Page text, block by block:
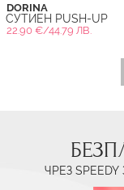
DORINA
СУТИЕН PUSH-UP
22.90 €/44.79 ЛВ.
ЧРЕЗ